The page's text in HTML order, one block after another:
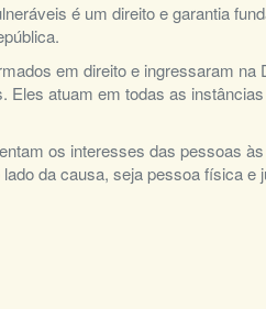
é um direito e garantia
em direito e ingressaram na
Eles atuam em todas as
os interesses das pessoas
da causa, seja pessoa física